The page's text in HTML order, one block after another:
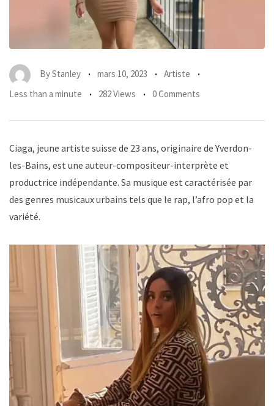
ByStanley mars 10, 2023
Artiste
Less than a minute
282 Views 0 Comments
Ciaga, jeune artiste suisse de 23 ans, originaire de Yverdon-
les-Bains, est une auteur-compositeur-interprète et
productrice indépendante. Sa musique est caractérisée par
des genres musicaux urbains tels que le rap, l’afro pop et la
variété.